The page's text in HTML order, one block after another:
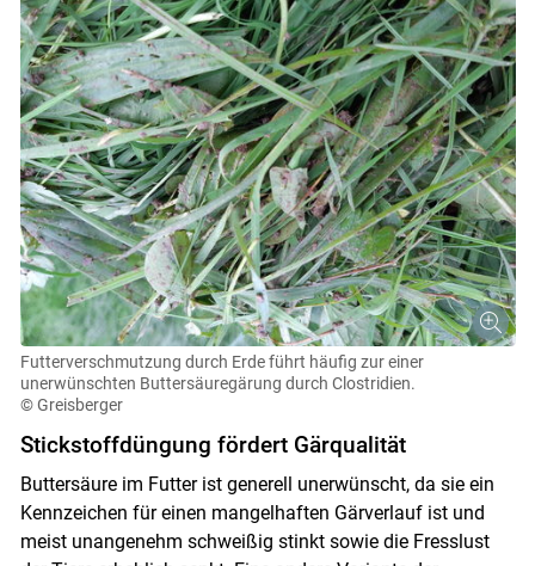
Futterverschmutzung durch Erde führt häufig zur einer
unerwünschten Buttersäuregärung durch Clostridien.
© Greisberger
Stickstoffdüngung fördert Gärqualität
Buttersäure im Futter ist generell unerwünscht, da sie ein
Kennzeichen für einen mangelhaften Gärverlauf ist und
meist unangenehm schweißig stinkt sowie die Fresslust